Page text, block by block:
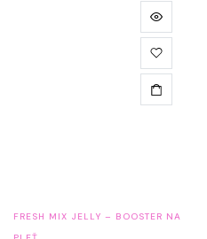
FRESH MIX JELLY – BOOSTER NA